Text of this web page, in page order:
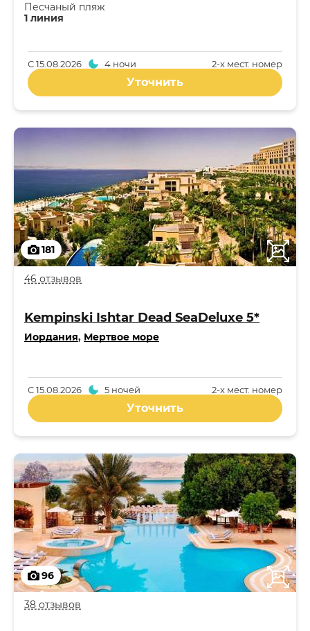
1 линия
Песчаный пляж
2-x мест. номер
С15.08.2026 4 ночи
Уточнить
181
46 отзывов
Kempinski Ishtar Dead SeaDeluxe 5*
Иордания, Мертвое море
2-x мест. номер
С15.08.2026 5 ночей
Уточнить
96
38 отзывов